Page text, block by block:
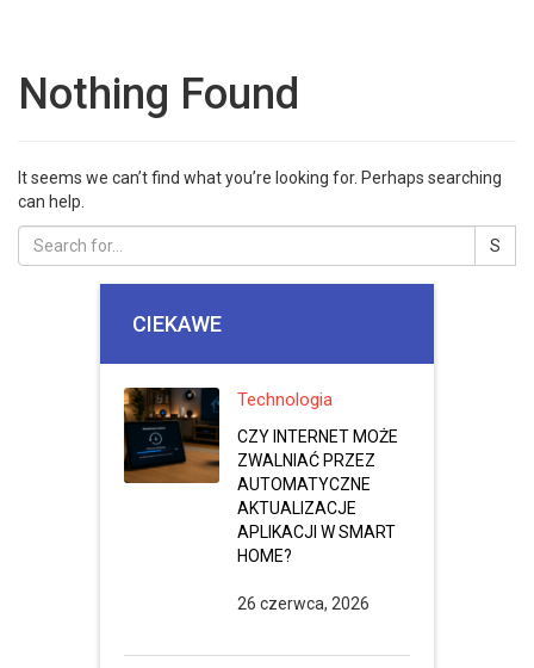
Nothing Found
It seems we can’t find what you’re looking for. Perhaps searching
can help.
CIEKAWE
Technologia
CZY INTERNET MOŻE
ZWALNIAĆ PRZEZ
AUTOMATYCZNE
AKTUALIZACJE
APLIKACJI W SMART
HOME?
26 czerwca, 2026